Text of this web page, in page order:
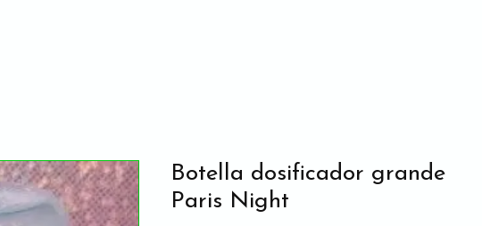
Botella dosificador grande
Paris Night